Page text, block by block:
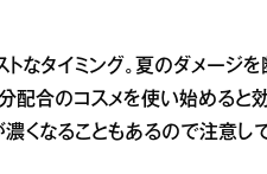
なタイミング。夏のダメージ
配合のコスメを使い始めると
なることもあるので注意して